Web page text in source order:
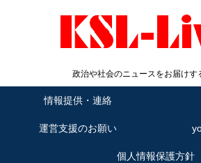
政治や社会のニュースをお届けす
情報提供・連絡
運営支援のお願い
個人情報保護方針